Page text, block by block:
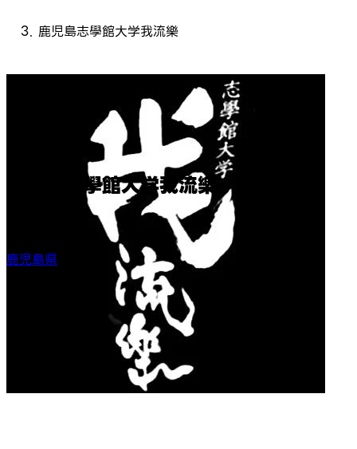
鹿児島志學館大学我流樂
鹿児島志學館大学我流樂
鹿児島県